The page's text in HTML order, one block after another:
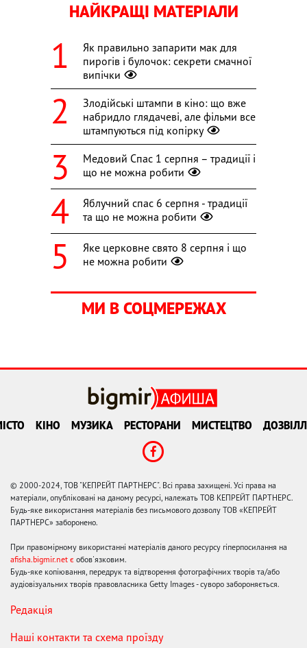
НАЙКРАЩІ МАТЕРІАЛИ
Як правильно запарити мак для
пирогів і булочок: секрети смачної
випічки
Злодійські штампи в кіно: що вже
набридло глядачеві, але фільми все
штампуються під копірку
Медовий Спас 1 серпня – традиції і
що не можна робити
Яблучний спас 6 серпня - традиції
та що не можна робити
Яке церковне свято 8 серпня і що
не можна робити
МИ В СОЦМЕРЕЖАХ
КІНО МУЗИКА РЕСТОРАНИ МИСТЕЦТВО
© 2000-2024, ТОВ "КЕПРЕЙТ ПАРТНЕРС". Всі права захищені. Усі права на
матеріали, опубліковані на даному ресурсі, належать ТОВ КЕПРЕЙТ ПАРТНЕРС.
Будь-яке використання матеріалів без письмового дозволу ТОВ «КЕПРЕЙТ
ПАРТНЕРС» заборонено.
При правомірному використанні матеріалів даного ресурсу гіперпосилання на
afisha.bigmir.net є обов'язковим.
Будь-яке копіювання, передрук та відтворення фотографічних творів та/або
аудіовізуальних творів правовласника Getty Images - суворо забороняється.
Редакція
Наші контакти та схема проїзду